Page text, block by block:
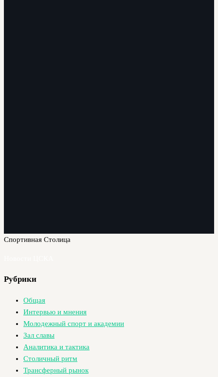
Спортивная Столица
Рубрики
Общая
Интервью и мнения
Молодежный спорт и академии
Зал славы
Аналитика и тактика
Столичный ритм
Трансферный рынок